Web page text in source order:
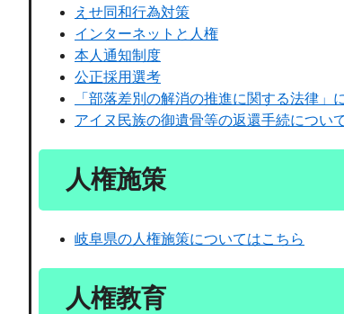
えせ同和行為対策
インターネットと人権
本人通知制度
公正採用選考
「部落差別の解消の推進に関する法律」
アイヌ民族の御遺骨等の返還手続につい
人権施策
岐阜県の人権施策についてはこちら
人権教育